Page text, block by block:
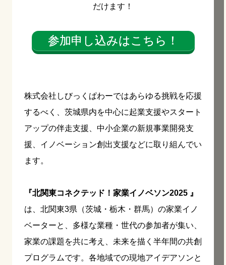
だけます！
参加申し込みはこちら！
株式会社しびっくぱわーではあらゆる挑戦を応援
するべく、茨城県内を中心に起業支援やスタート
アップの伴走支援、中小企業の新規事業開発支
援、イノベーション創出支援などに取り組んでい
ます。
『北関東コネクテッド！家業イノベソン2025 』
は、北関東3県（茨城・栃木・群馬）の家業イノ
ベーターと、多様な業種・世代の参加者が集い、
家業の課題を共に考え、未来を描く半年間の共創
プログラムです。各地域での現地アイデアソンと